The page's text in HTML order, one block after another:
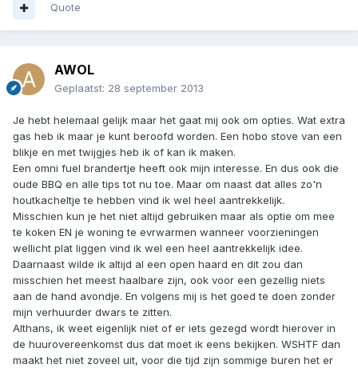
Quote
AWOL
Geplaatst: 28 september 2013
Je hebt helemaal gelijk maar het gaat mij ook om opties. Wat extra
gas heb ik maar je kunt beroofd worden. Een hobo stove van een
blikje en met twijgjes heb ik of kan ik maken.
Een omni fuel brandertje heeft ook mijn interesse. En dus ook die
oude BBQ en alle tips tot nu toe. Maar om naast dat alles zo'n
houtkacheltje te hebben vind ik wel heel aantrekkelijk.
Misschien kun je het niet altijd gebruiken maar als optie om mee
te koken EN je woning te evrwarmen wanneer voorzieningen
wellicht plat liggen vind ik wel een heel aantrekkelijk idee.
Daarnaast wilde ik altijd al een open haard en dit zou dan
misschien het meest haalbare zijn, ook voor een gezellig niets
aan de hand avondje. En volgens mij is het goed te doen zonder
mijn verhuurder dwars te zitten.
Althans, ik weet eigenlijk niet of er iets gezegd wordt hierover in
de huurovereenkomst dus dat moet ik eens bekijken. WSHTF dan
maakt het niet zoveel uit, voor die tijd zijn sommige buren het er